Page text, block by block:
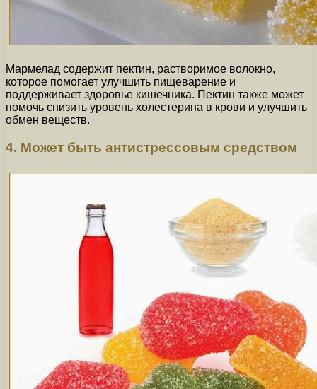
Мармелад содержит пектин, растворимое волокно,
которое помогает улучшить пищеварение и
поддерживает здоровье кишечника. Пектин также может
помочь снизить уровень холестерина в крови и улучшить
обмен веществ.
4. Может быть антистрессовым средством